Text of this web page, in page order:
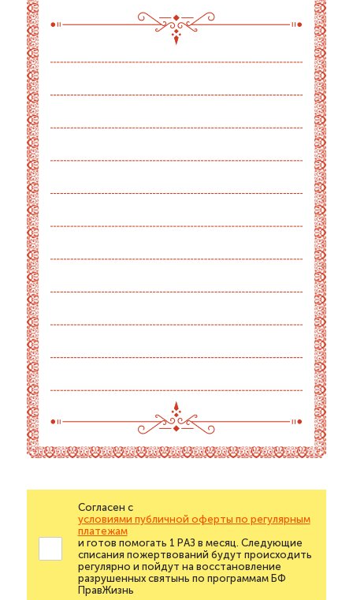
Согласен с
условиями публичной оферты по регулярным
платежам
и готов помогать 1 РАЗ в месяц. Следующие
списания пожертвований будут происходить
регулярно и пойдут на восстановление
разрушенных святынь по программам БФ
ПравЖизнь